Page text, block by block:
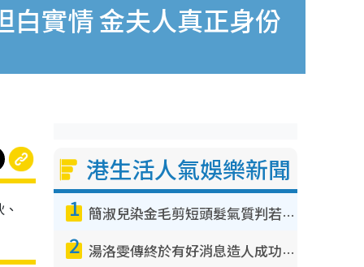
白實情 金夫人真正身份
港生活人氣娛樂新聞
1 簡淑兒染金毛剪短頭髮氣質判若兩人！嚇壞老公麥大力都認唔出：「你做咩事？」
2 湯洛雯傳終於有好消息造人成功！兩大細節曝孕味極濃惹猜測：大肚婆先會咁！